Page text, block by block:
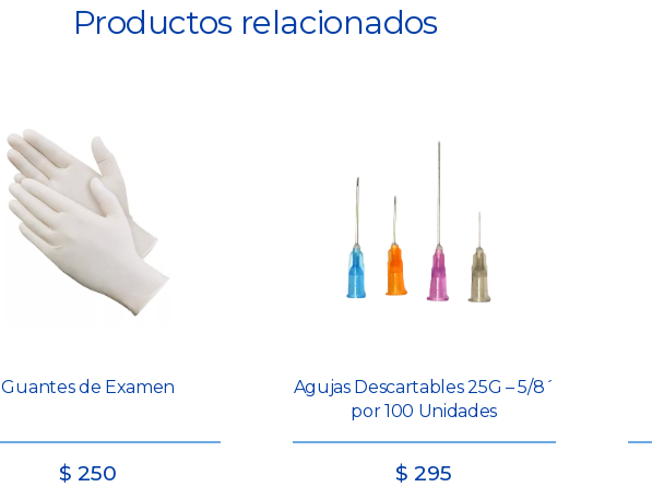
Productos relacionados
Guantes de Examen
$250
Agujas Descartables 25G – 5/8´
por 100 Unidades
$295